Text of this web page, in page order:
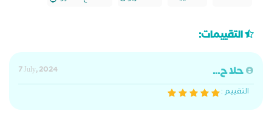
التقييمات:
حلا ح...
7 July, 2024
التقييم :